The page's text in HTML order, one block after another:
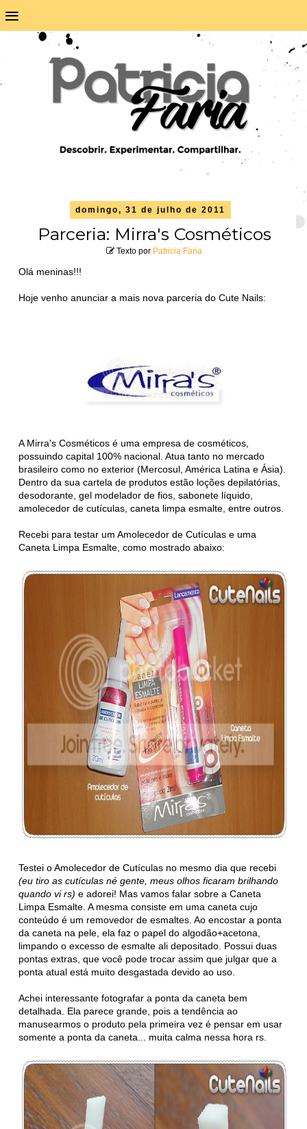
≡
domingo, 31 de julho de 2011
Parceria: Mirra's Cosméticos
Texto por Patricia Faria
Olá meninas!!!
Hoje venho anunciar a mais nova parceria do Cute Nails:
A Mirra's Cosméticos é uma empresa de cosméticos,
possuindo capital 100% nacional. Atua tanto no mercado
brasileiro como no exterior (Mercosul, América Latina e Ásia).
Dentro da sua cartela de produtos estão loções depilatórias,
desodorante, gel modelador de fios, sabonete líquido,
amolecedor de cutículas, caneta limpa esmalte, entre outros.
Recebi para testar um Amolecedor de Cutículas e uma
Caneta Limpa Esmalte, como mostrado abaixo:
Testei o Amolecedor de Cutículas no mesmo dia que recebi
(eu tiro as cutículas né gente, meus olhos ficaram brilhando
quando vi rs)e adorei! Mas vamos falar sobre a Caneta
Limpa Esmalte. A mesma consiste em uma caneta cujo
conteúdo é um removedor de esmaltes. Ao encostar a ponta
da caneta na pele, ela faz o papel do algodão+acetona,
limpando o excesso de esmalte ali depositado. Possui duas
pontas extras, que você pode trocar assim que julgar que a
ponta atual está muito desgastada devido ao uso.
Achei interessante fotografar a ponta da caneta bem
detalhada. Ela parece grande, pois a tendência ao
manusearmos o produto pela primeira vez é pensar em usar
somente a ponta da caneta... muita calma nessa hora rs.